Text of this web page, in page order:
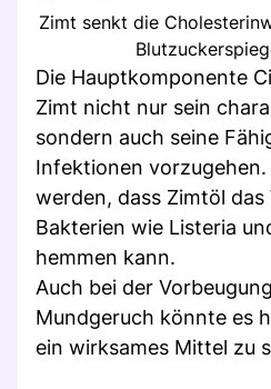
Zimt senkt die
Die Hauptkomponente
Zimt nicht nur sein
sondern auch seine
Infektionen
werden, dass Zimtöl das
Bakterien wie Listeria
hemmen kann.
Auch bei der
Mundgeruch könnte es
ein wirksames Mittel zu